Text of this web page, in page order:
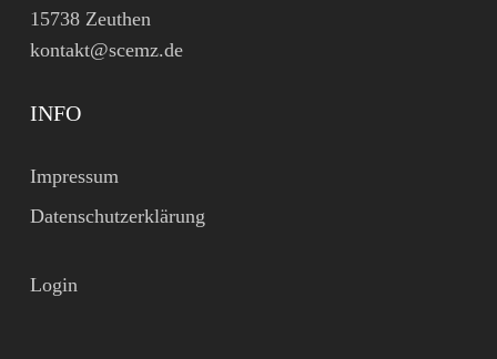
15738 Zeuthen
kontakt@scemz.de
INFO
Impressum
Datenschutzerklärung
Login